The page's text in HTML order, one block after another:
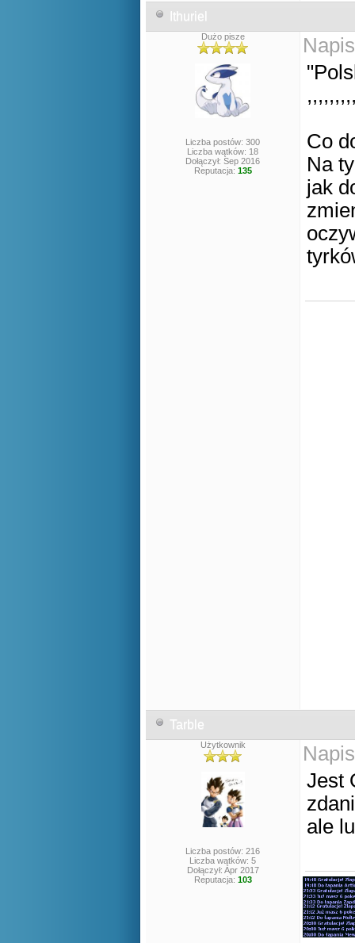
Ithuriel
Dużo pisze
Liczba postów: 300
Liczba wątków: 18
Dołączył: Sep 2016
Reputacja: 135
Co
Na
jak
Tarble
Użytkownik
Liczba postów: 216
Liczba wątków: 5
Dołączył: Apr 2017
Reputacja: 103
Jest
ale